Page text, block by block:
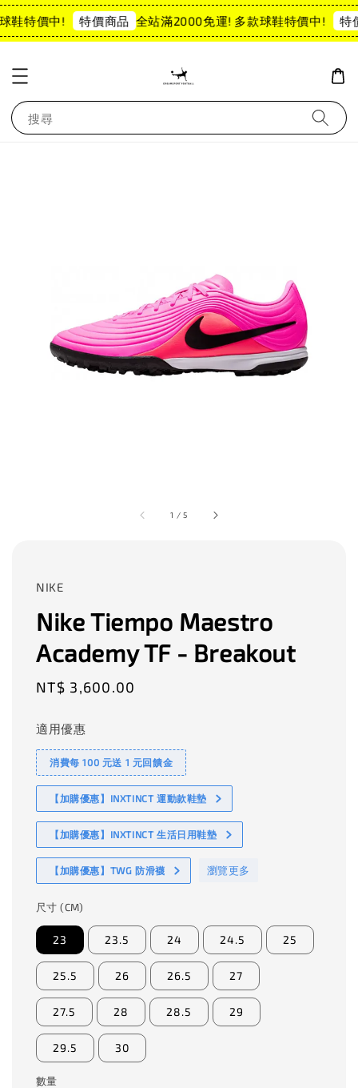
鞋特價中! 特價商品 全站滿2000免運! 多款球鞋特價中! 特
搜尋
1 /5
NIKE
Nike Tiempo Maestro
Academy TF - Breakout
Regular
NT$ 3,600.00
適用優惠
消費每 100 元送 1 元回饋金
【加購優惠】INXTINCT 運動款鞋墊
【加購優惠】INXTINCT 生活日用鞋墊
【加購優惠】TWG 防滑襪 瀏覽更多
尺寸 (CM)
23 23.5 24 24.5 25
25.5 26 26.5 27
27.5 28 28.5 29
29.5 30
數量